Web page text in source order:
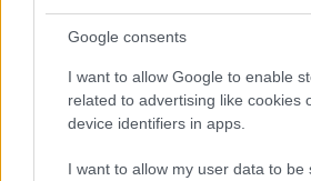
Google consents
I want to allow Google to enable
related to advertising like cookies
device identifiers in apps.
I want to allow my user data to be